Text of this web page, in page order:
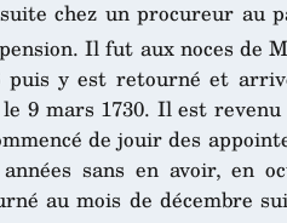
chez un procureur au
Il fut aux noces de
puis y est retourné et
9 mars 1730. Il est revenu
de jouir des
sans en avoir, en
au mois de décembre